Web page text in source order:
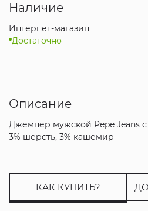
Наличие
Интернет-магазин
Достаточно
Описание
Джемпер мужской Pepe Jeans с
3% шерсть, 3% кашемир
КАК КУПИТЬ?